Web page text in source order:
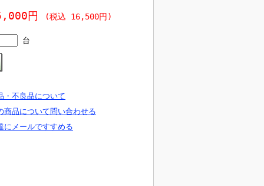
円 (税込 16,500円)
台
・不良品について
商品について問い合わせる
にメールですすめる